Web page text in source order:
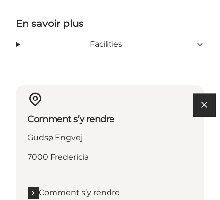
En savoir plus
Facilities
Comment s’y rendre
Gudsø Engvej
7000 Fredericia
Comment s’y rendre